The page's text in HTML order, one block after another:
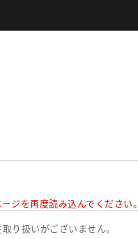
ジを再度読み込んでください。
り扱いがございません。